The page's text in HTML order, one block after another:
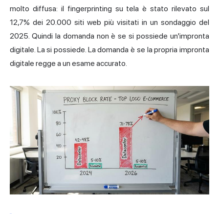
molto diffusa: il fingerprinting su tela è stato rilevato sul
12,7% dei 20.000 siti web più visitati in un sondaggio del
2025. Quindi la domanda non è se si possiede un'impronta
digitale. La si possiede. La domanda è se la propria impronta
digitale regge a un esame accurato.